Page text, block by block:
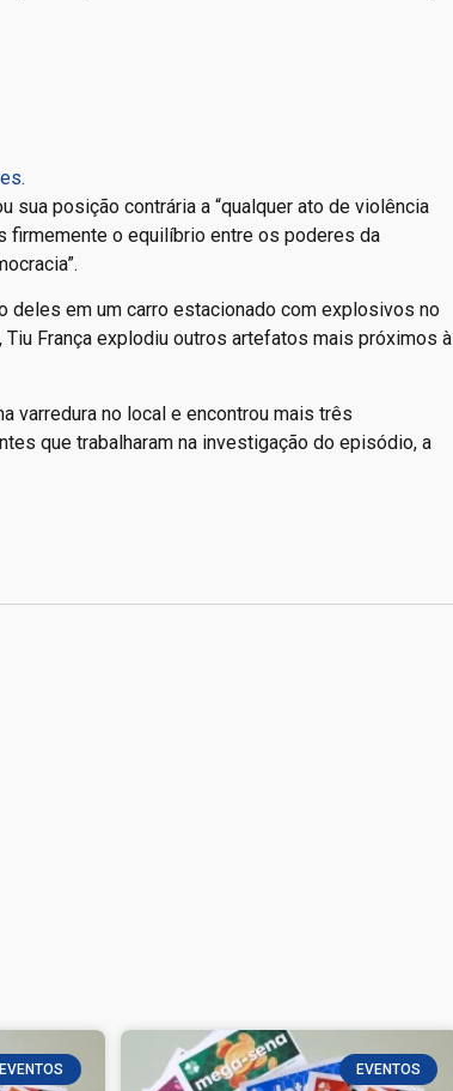
sua posição contrária a “qualquer ato de violência
firmemente o equilíbrio entre os poderes da
deles em um carro estacionado com explosivos no
Tiu França explodiu outros artefatos mais próximos à
varredura no local e encontrou mais três
que trabalharam na investigação do episódio, a
EVENTOS EVENTOS